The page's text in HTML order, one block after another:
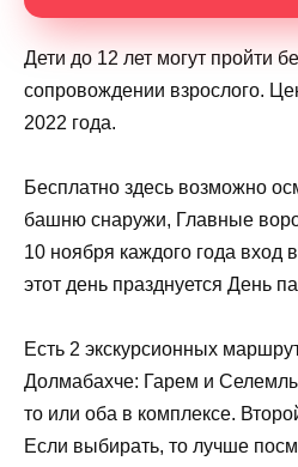
Дети до 12 лет могут пройти
сопровождении взрослого.
2022 года.
Бесплатно здесь возможно
башню снаружи, Главные
10 ноября каждого года вход
этот день празднуется День
Есть 2 экскурсионных
Долмабахче: Гарем и
то или оба в комплексе.
Если выбирать, то лучше